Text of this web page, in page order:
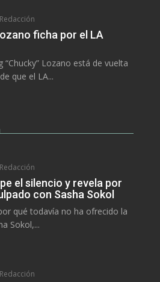
ficha por el LA
Lozano está de vuelta
que el LA...
el silencio y revela por
con Sasha Sokol
qué todavía no ha ofrecido la
Sokol,...